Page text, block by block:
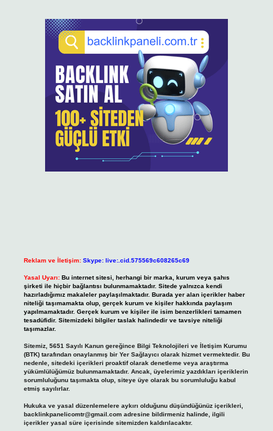
Reklam ve İletişim: Skype: live:.cid.575569c608265c69
Yasal Uyarı: Bu internet sitesi, herhangi bir marka, kurum veya şahıs
şirketi ile hiçbir bağlantısı bulunmamaktadır. Sitede yalnızca kendi
hazırladığımız makaleler paylaşılmaktadır. Burada yer alan içerikler haber
niteliği taşımamakta olup, gerçek kurum ve kişiler hakkında paylaşım
yapılmamaktadır. Gerçek kurum ve kişiler ile isim benzerlikleri tamamen
tesadüfidir. Sitemizdeki bilgiler taslak halindedir ve tavsiye niteliği
taşımazlar.
Sitemiz, 5651 Sayılı Kanun gereğince Bilgi Teknolojileri ve İletişim Kurumu
(BTK) tarafından onaylanmış bir Yer Sağlayıcı olarak hizmet vermektedir. Bu
nedenle, sitedeki içerikleri proaktif olarak denetleme veya araştırma
yükümlülüğümüz bulunmamaktadır. Ancak, üyelerimiz yazdıkları içeriklerin
sorumluluğunu taşımakta olup, siteye üye olarak bu sorumluluğu kabul
etmiş sayılırlar.
Hukuka ve yasal düzenlemelere aykırı olduğunu düşündüğünüz içerikleri,
backlinkpanelicomtr@gmail.comadresine bildirmeniz halinde, ilgili
içerikler yasal süre içerisinde sitemizden kaldırılacaktır.